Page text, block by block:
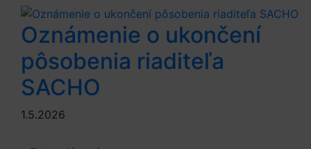
Oznámenie o ukončení
pôsobenia riaditeľa
SACHO
1.5.2026